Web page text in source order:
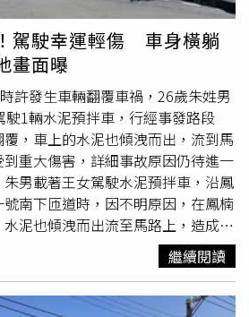
駕駛幸運輕傷 車身橫躺
畫面曝
許發生車輛翻覆車禍，26歲朱姓男
1輛水泥預拌車，行經事發路段
，車上的水泥也傾洩而出，流到馬
重大傷害，詳細事故原因仍待進一
男載著王女駕駛水泥預拌車，沿鳳
南下匝道時，因不明原因，在鳳楠
泥也傾洩而出流至馬路上，造成1
分局下午3時52分接獲通報，鳳楠
，警方立即派員趕至現場，到場後
朱男腳部受到輕傷，隨即將他送醫
警方同時派遣兩輛拖吊車到場協助，
繼續閱讀